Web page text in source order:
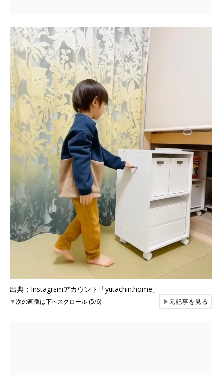
出典：Instagramアカウント「yutachin.home」
▼次の画像は下へスクロール (5/6) ▶元記事を見る